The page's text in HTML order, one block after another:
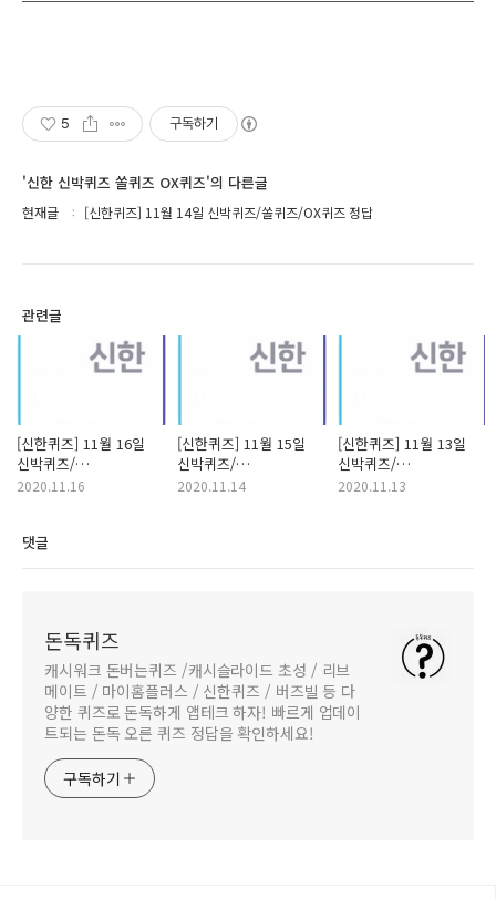
5 구독하기
'신한 신박퀴즈 쏠퀴즈 OX퀴즈'의 다른글
현재글 [신한퀴즈] 11월 14일 신박퀴즈/쏠퀴즈/OX퀴즈 정답
관련글
[신한퀴즈] 11월 16일
신박퀴즈/
쏠퀴즈/OX퀴즈 정답
2020.11.16
[신한퀴즈] 11월 15일
신박퀴즈/
쏠퀴즈/OX퀴즈 정답
2020.11.14
[신한퀴즈] 11월 13일
신박퀴즈/
쏠퀴즈/OX퀴즈 정답
2020.11.13
댓글
돈독퀴즈
캐시워크 돈버는퀴즈 /캐시슬라이드 초성 / 리브
메이트 / 마이홈플러스 / 신한퀴즈 / 버즈빌 등 다
양한 퀴즈로 돈독하게 앱테크 하자! 빠르게 업데이
트되는 돈독 오른 퀴즈 정답을 확인하세요!
구독하기